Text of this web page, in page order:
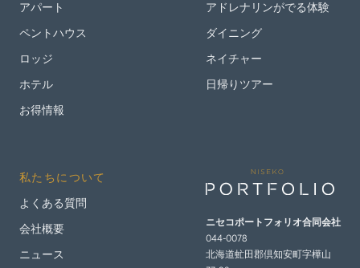
アパート
ペントハウス
ロッジ
ホテル
お得情報
アドレナリンがでる体験
ダイニング
ネイチャー
日帰りツアー
私たちについて
よくある質問
会社概要
ニュース
ニセコポートフォリオ合同会社
044-0078
北海道虻田郡倶知安町字樺山